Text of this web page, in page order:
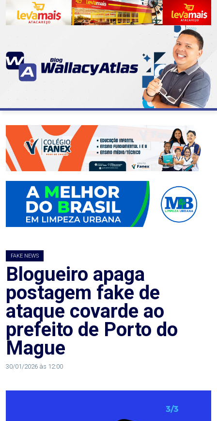
07
DE
ABASTECIMENTO
AÇÃO
SOCIAL
ADMINISTRAÇÃO
AGOSTO
ALEGRIA
ALRN
ANIVERSARIANTE
ARTICULAÇÃO
PARLAMENTAR
ARTIGO
FAKE NEWS
Blogueiro apaga
postagem fake de
ataque covarde ao
prefeito de Porto do
Mague
30/01/2026 às 12:00